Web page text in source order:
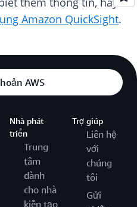
Amazon QuickSight.
AWS
Nhà phát
triển
Trung
tâm
dành
cho nhà
kiến tạo
Trợ giúp
Liên hệ
với
chúng
tôi
Gửi